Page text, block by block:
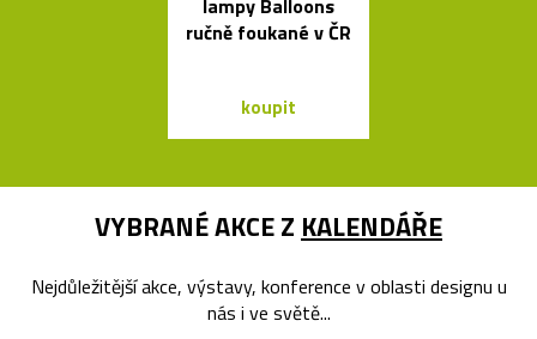
lampy Balloons
ručně foukané v ČR
koupit
VYBRANÉ AKCE Z KALENDÁŘE
Nejdůležitější akce, výstavy, konference v oblasti designu u
nás i ve světě...